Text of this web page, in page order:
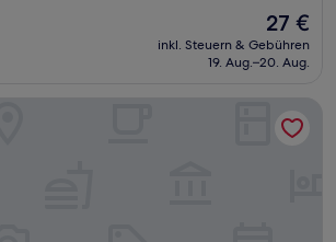
Der
Preis
beträgt
27 €
inkl. Steuern & Gebühren
19. Aug.–20. Aug.